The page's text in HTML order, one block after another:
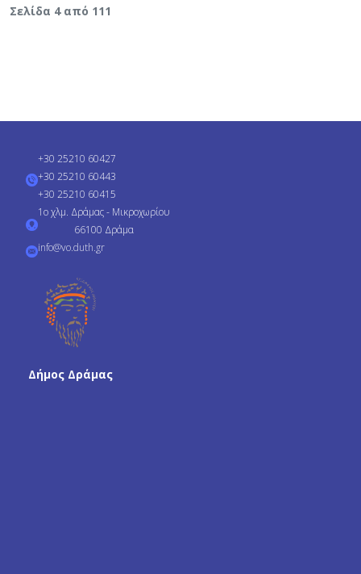
Σελίδα 4 από 111
+30 25210 60427
+30 25210 60443
+30 25210 60415
1ο χλμ. Δράμας - Μικροχωρίου
66100 Δράμα
info@vo.duth.gr
Δήμος Δράμας